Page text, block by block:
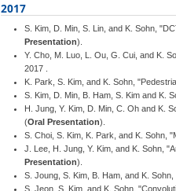
2017
S. Kim, D. Min, S. Lin, and K. Sohn,
Presentation).
Y. Cho, M. Luo, L. Ou, G. Cui, and K.
2017 .
K. Park, S. Kim, and K. Sohn,
S. Kim, D. Min, B. Ham, S. Kim and K.
H. Jung, Y. Kim, D. Min, C. Oh and K.
(Oral Presentation).
S. Choi, S. Kim, K. Park, and K. Sohn,
J. Lee, H. Jung, Y. Kim, and K. Sohn,
Presentation).
S. Joung, S. Kim, B. Ham, and K.
S. Jeon, S. Kim, and K. Sohn,